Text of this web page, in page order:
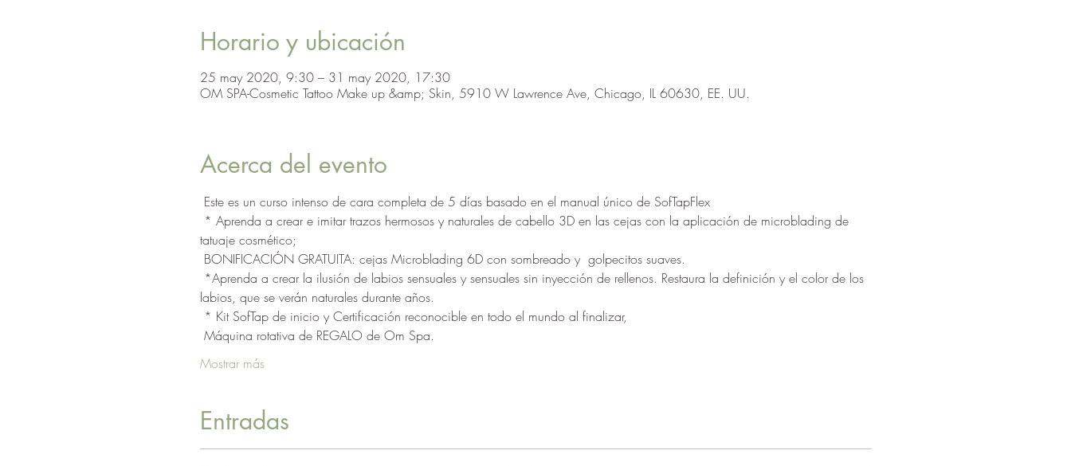
Horario y ubicación
25 may 2020, 9:30 – 31 may 2020, 17:30
OM SPA-Cosmetic Tattoo Make up &amp; Skin, 5910 W Lawrence Ave, Chicago, IL 60630, EE. UU.
Acerca del evento
Este es un curso intenso de cara completa de 5 días basado en el manual único de SofTapFlex
tatuaje cosmético;
BONIFICACIÓN GRATUITA: cejas Microblading 6D con sombreado y  golpecitos suaves.
labios, que se verán naturales durante años.
* Kit SofTap de inicio y Certificación reconocible en todo el mundo al finalizar,
Máquina rotativa de REGALO de Om Spa.
Mostrar más
Entradas